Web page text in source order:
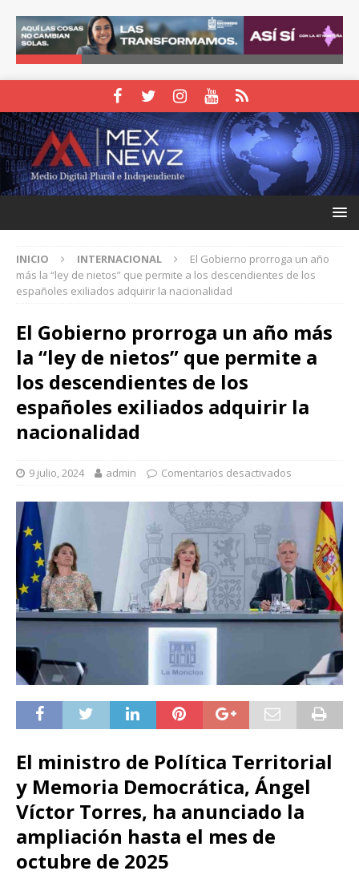
INICIO INTERNACIONAL
El Gobierno prorroga un año
más la “ley de nietos” que permite a los descendientes de los
españoles exiliados adquirir la nacionalidad
El Gobierno prorroga un año más
la “ley de nietos” que permite a
los descendientes de los
españoles exiliados adquirir la
nacionalidad
9 julio, 2024 admin Comentarios desactivados
El ministro de Política Territorial
y Memoria Democrática, Ángel
Víctor Torres, ha anunciado la
ampliación hasta el mes de
octubre de 2025